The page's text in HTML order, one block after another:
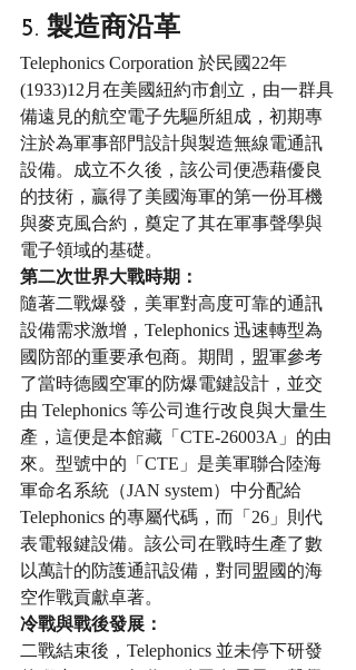
5. 製造商沿革
Telephonics Corporation 於民國22年
(1933)12月在美國紐約市創立，由一群具
備遠見的航空電子先驅所組成，初期專
注於為軍事部門設計與製造無線電通訊
設備。成立不久後，該公司便憑藉優良
的技術，贏得了美國海軍的第一份耳機
與麥克風合約，奠定了其在軍事聲學與
電子領域的基礎。
第二次世界大戰時期：
隨著二戰爆發，美軍對高度可靠的通訊
設備需求激增，Telephonics 迅速轉型為
國防部的重要承包商。期間，盟軍參考
了當時德國空軍的防爆電鍵設計，並交
由 Telephonics 等公司進行改良與大量生
產，這便是本館藏「CTE-26003A」的由
來。型號中的「CTE」是美軍聯合陸海
軍命名系統（JAN system）中分配給
Telephonics 的專屬代碼，而「26」則代
表電報鍵設備。該公司在戰時生產了數
以萬計的防護通訊設備，對同盟國的海
空作戰貢獻卓著。
冷戰與戰後發展：
二戰結束後，Telephonics 並未停下研發